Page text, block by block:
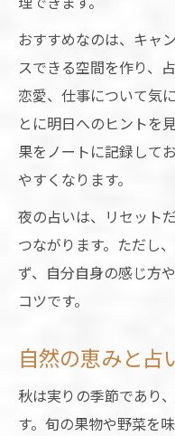
おすすめなのは、キャ
スできる空間を作り、
恋愛、仕事について気
とに明日へのヒントを
果をノートに記録して
やすくなります。
夜の占いは、リセット
つながります。ただし
ず、自分自身の感じ方
コツです。
自然の恵みと占
秋は実りの季節であり
す。旬の果物や野菜を